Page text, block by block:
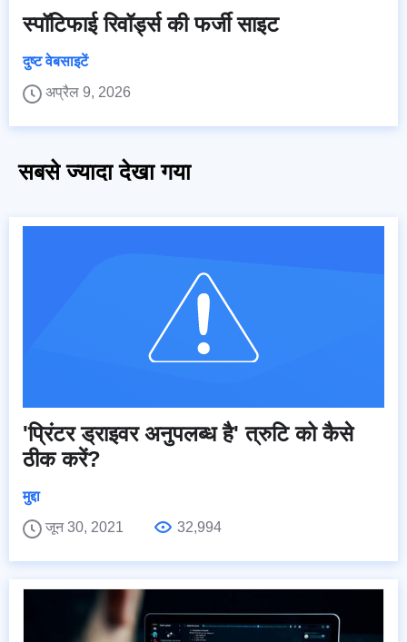
स्पॉटिफाई रिवॉर्ड्स की फर्जी साइट
दुष्ट वेबसाइटें
अप्रैल 9, 2026
सबसे ज्यादा देखा गया
'प्रिंटर ड्राइवर अनुपलब्ध है' त्रुटि को कैसे
ठीक करें?
मुद्दा
जून 30, 2021
32,994